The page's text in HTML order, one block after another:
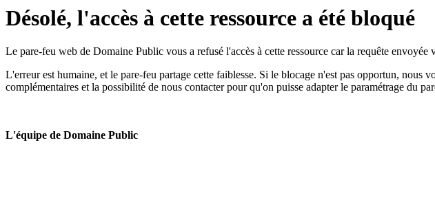
Désolé, l'accès à cette ressource a été bloqué
Le pare-feu web de Domaine Public vous a refusé l'accès à cette ressource car la requête envoyée
L'erreur est humaine, et le pare-feu partage cette faiblesse. Si le blocage n'est pas opportun, nous
complémentaires et la possibilité de nous contacter pour qu'on puisse adapter le paramétrage du
L'équipe de Domaine Public